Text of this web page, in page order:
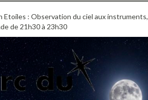
Etoiles : Observation du ciel aux instruments,
de 21h30 à 23h30